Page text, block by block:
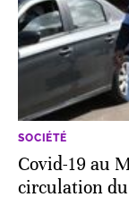
SOCIÉTÉ
Covid-19 au
circulation